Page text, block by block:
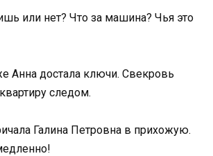
или нет? Что за машина? Чья это
Анна достала ключи. Свекровь
следом.
Галина Петровна в прихожую.